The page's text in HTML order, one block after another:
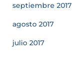
septiembre 2017
agosto 2017
julio 2017